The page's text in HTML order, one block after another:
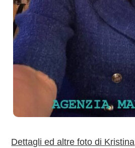
Dettagli ed altre foto di Kristina